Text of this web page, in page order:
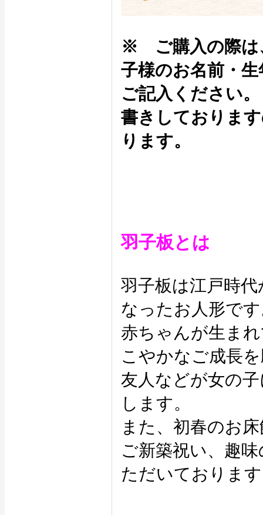
※ ご購入の際は
子様のお名前・
ご記入ください
書きしておりま
ります。
羽子板とは
羽子板は江戸時
なったお人形で
赤ちゃんが生ま
こやかなご成長
友人などが女の
します。
また、初春のお
ご新築祝い、趣
ただいておりま